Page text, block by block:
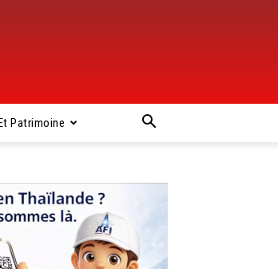
Patrimoine